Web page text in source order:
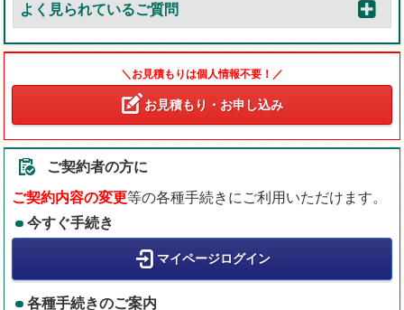
よく見られているご質問
＼お見積もりは個人情報不要！／
お見積もり・お申し込み
ご契約者の方に
ご契約内容の変更等の各種手続きにご利用いただけます。
今すぐ手続き
マイページログイン
各種手続きのご案内